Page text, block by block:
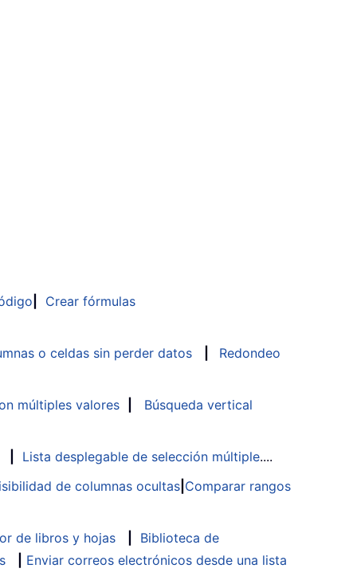
Crear fórmulas
o celdas sin perder datos
Redondeo
múltiples valores
Búsqueda vertical
Lista desplegable de selección múltiple....
de columnas ocultas Comparar rangos
de libros y hojas
Biblioteca de
Enviar correos electrónicos desde una lista